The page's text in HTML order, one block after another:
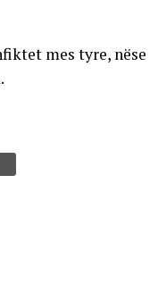
mes tyre, nëse